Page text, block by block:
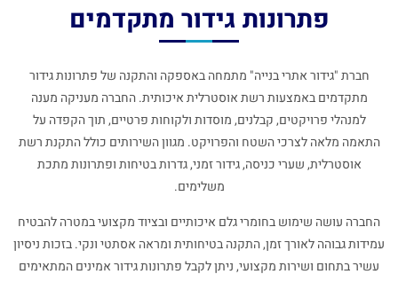
פתרונות גידור מתקדמים
חברת "גידור אתרי בנייה" מתמחה באספקה והתקנה של פתרונות גידור
מתקדמים באמצעות רשת אוסטרלית איכותית. החברה מעניקה מענה
למנהלי פרויקטים, קבלנים, מוסדות ולקוחות פרטיים, תוך הקפדה על
התאמה מלאה לצרכי השטח והפרויקט. מגוון השירותים כולל התקנת רשת
אוסטרלית, שערי כניסה, גידור זמני, גדרות בטיחות ופתרונות מתכת
משלימים.
החברה עושה שימוש בחומרי גלם איכותיים ובציוד מקצועי במטרה להבטיח
עמידות גבוהה לאורך זמן, התקנה בטיחותית ומראה אסתטי ונקי. בזכות ניסיון
עשיר בתחום ושירות מקצועי, ניתן לקבל פתרונות גידור אמינים המתאימים